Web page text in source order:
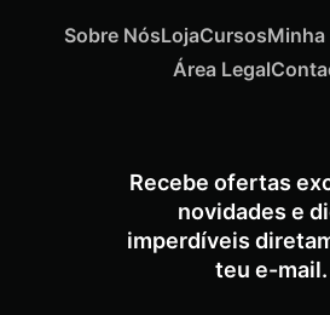
Recebe ofertas
novidades e
imperdíveis
teu e-mail.
Sobre NósLojaCursos
Área Legal